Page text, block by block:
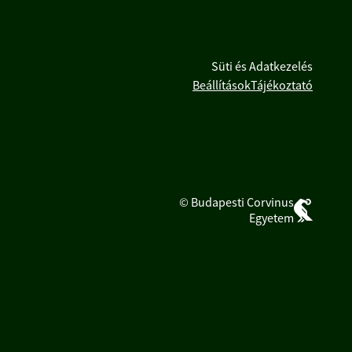
Süti és Adatkezelés
BeállításokTájékoztató
© Budapesti Corvinus
Egyetem